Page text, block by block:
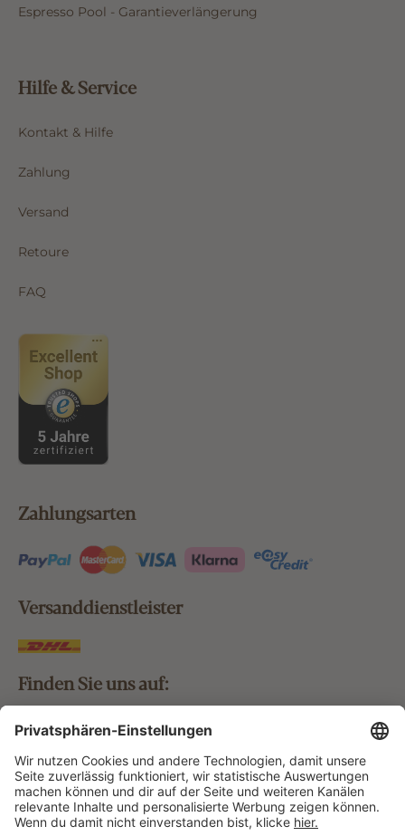
Espresso Pool - Garantieverlängerung
Hilfe & Service
Kontakt & Hilfe
Zahlung
Versand
Retoure
FAQ
Zahlungsarten
Versanddienstleister
Finden Sie uns auf:
Bestellung widerrufen
Vertrag widerrufen